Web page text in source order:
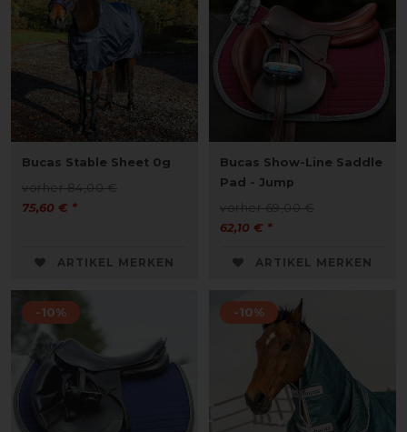
Bucas Stable Sheet 0g
vorher 84,00 €
75,60 € *
ARTIKEL MERKEN
Bucas Show-Line Saddle
Pad - Jump
vorher 69,00 €
62,10 € *
ARTIKEL MERKEN
-10% -10%